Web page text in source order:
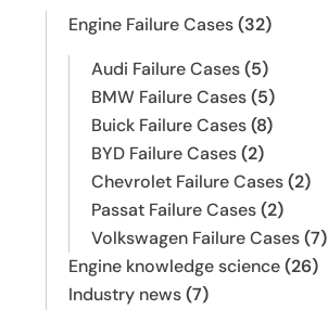
Engine Failure Cases(32)
Audi Failure Cases(5)
BMW Failure Cases(5)
Buick Failure Cases(8)
BYD Failure Cases(2)
Chevrolet Failure Cases(2)
Passat Failure Cases(2)
Volkswagen Failure Cases(7)
Engine knowledge science(26)
Industry news(7)